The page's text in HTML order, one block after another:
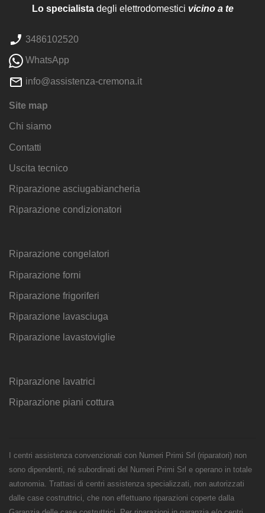
Lo specialistadegli elettrodomestici vicino a te
3486102520
WhatsApp
info@assistenza-cremona.it
Site map
Chi siamo
Contatti
Uscita tecnico
Riparazione asciugabiancheria
Riparazione condizionatori
Riparazione congelatori
Riparazione forni
Riparazione frigoriferi
Riparazione lavasciuga
Riparazione lavastoviglie
Riparazione lavatrici
Riparazione piani cottura
I centri assistenza convenzionati con Numeri Primi Srl (riparatori) non
sono dipendenti, né subordinati del Numeri Primi Srl e operano in totale
autonomia. Trattasi di centri assistenza specializzati, non autorizzati
dalle case costruttrici, che non effettuano riparazioni coperte dalla